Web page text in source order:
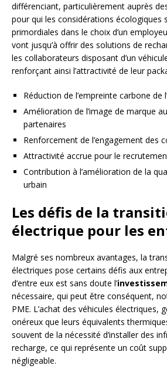
différenciant, particulièrement auprès
pour qui les considérations écologiques
primordiales dans le choix d’un
vont jusqu’à offrir des solutions de
les collaborateurs disposant d’un
renforçant ainsi l’attractivité de leur
Réduction de l’empreinte carbone de
Amélioration de l’image de marque
partenaires
Renforcement de l’engagement des
Attractivité accrue pour le
Contribution à l’amélioration de la
urbain
Les défis de la
électrique pour les
Malgré ses nombreux avantages, la
électriques pose certains défis aux
d’entre eux est sans doute l’
nécessaire, qui peut être conséquent,
PME. L’achat des véhicules électriques,
onéreux que leurs équivalents
souvent de la nécessité d’installer des
recharge, ce qui représente un coût
négligeable.